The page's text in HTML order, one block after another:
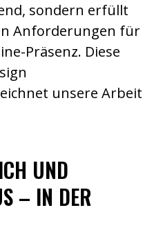
sondern erfüllt
Anforderungen für
Präsenz. Diese
unsere Arbeit
UND
– IN DER